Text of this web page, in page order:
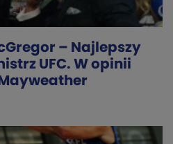
– Najlepszy
UFC. W opinii